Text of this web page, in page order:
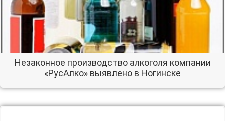
Незаконное производство алкоголя компании
«РусАлко» выявлено в Ногинске